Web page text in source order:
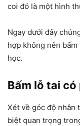
coi đó là một hình
Ngay dưới đây
hợp không nên
học.
Bấm lỗ tai
Xét về góc độ nhân
biệt quan trọng